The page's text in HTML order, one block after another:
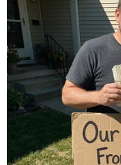
Theo dõi VietnamPlus